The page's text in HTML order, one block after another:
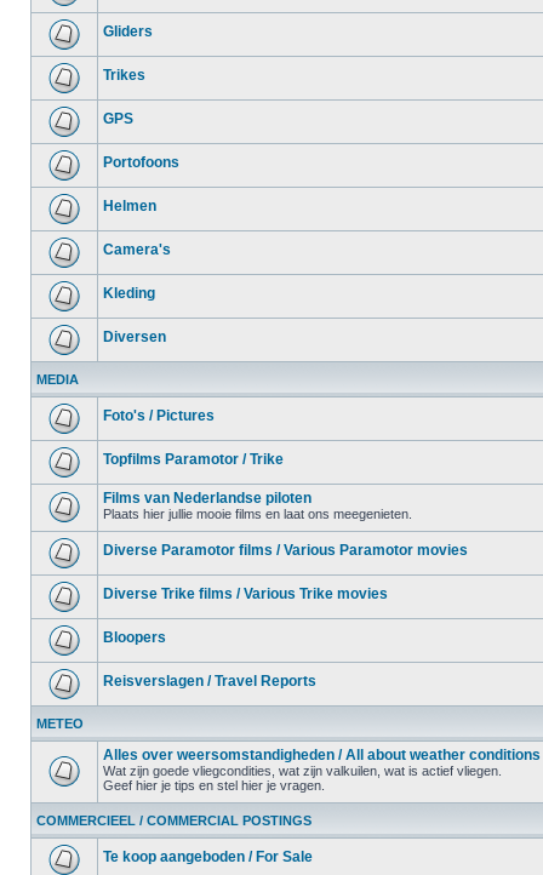
Gliders
Trikes
GPS
Portofoons
Helmen
Camera's
Kleding
Diversen
MEDIA
Foto's / Pictures
Topfilms Paramotor / Trike
Films van Nederlandse piloten
Plaats hier jullie mooie films en laat ons meegenieten.
Diverse Paramotor films / Various Paramotor movies
Diverse Trike films / Various Trike movies
Bloopers
Reisverslagen / Travel Reports
METEO
Alles over weersomstandigheden / All about weather conditions
Wat zijn goede vliegcondities, wat zijn valkuilen, wat is actief vliegen.
Geef hier je tips en stel hier je vragen.
COMMERCIEEL / COMMERCIAL POSTINGS
Te koop aangeboden / For Sale